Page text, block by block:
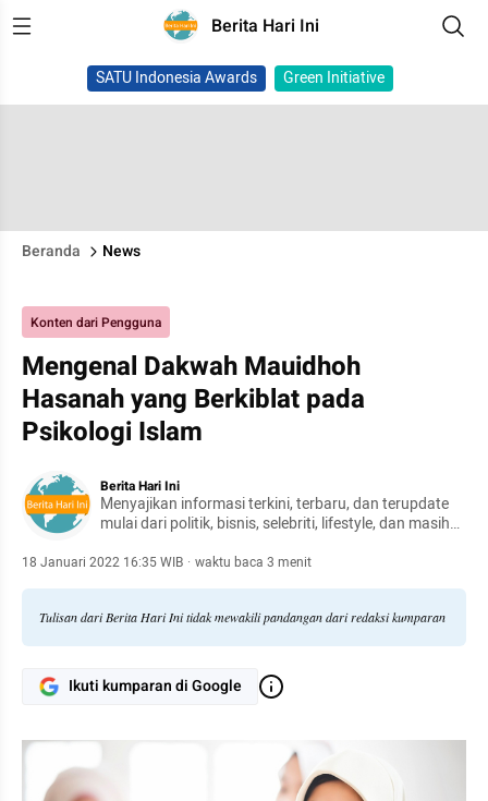
Berita Hari Ini
SATU Indonesia Awards Green Initiative
Beranda News
Konten dari Pengguna
Mengenal Dakwah Mauidhoh
Hasanah yang Berkiblat pada
Psikologi Islam
Berita Hari Ini
Menyajikan informasi terkini, terbaru, dan terupdate
mulai dari politik, bisnis, selebriti, lifestyle, dan masih
18 Januari 2022 16:35 WIB · waktu baca 3 menit
Tulisan dari Berita Hari Ini tidak mewakili pandangan dari redaksi kumparan
Ikuti kumparan di Google